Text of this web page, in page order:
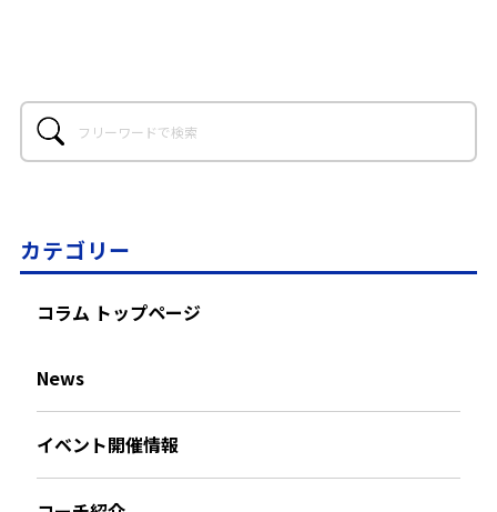
カテゴリー
コラム トップページ
News
イベント開催情報